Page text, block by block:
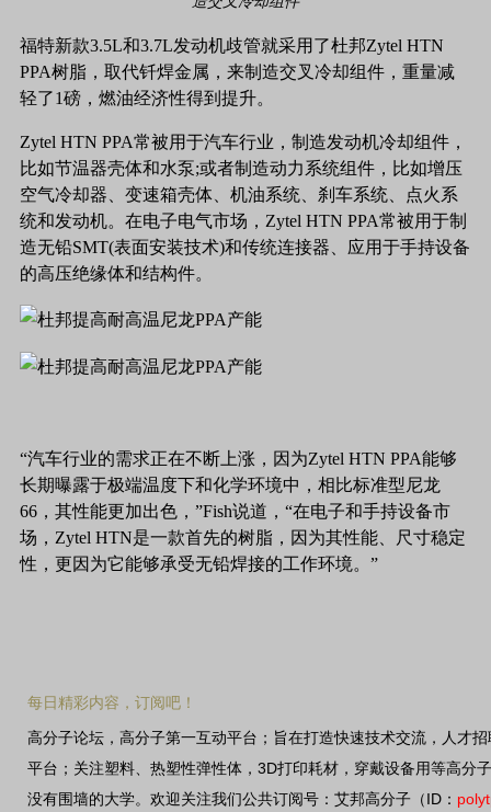
福特新款3.5L和3.7L发动机歧管就采用了杜邦Zytel HTN
PPA树脂，取代钎焊金属，来制造交叉冷却组件，重量减
轻了1磅，燃油经济性得到提升。
Zytel HTN PPA常被用于汽车行业，制造发动机冷却组件，
比如节温器壳体和水泵;或者制造动力系统组件，比如增压
空气冷却器、变速箱壳体、机油系统、刹车系统、点火系
统和发动机。在电子电气市场，Zytel HTN PPA常被用于制
造无铅SMT(表面安装技术)和传统连接器、应用于手持设备
的高压绝缘体和结构件。
“汽车行业的需求正在不断上涨，因为Zytel HTN PPA能够
长期曝露于极端温度下和化学环境中，相比标准型尼龙
66，其性能更加出色，”Fish说道，“在电子和手持设备市
场，Zytel HTN是一款首先的树脂，因为其性能、尺寸稳定
性，更因为它能够承受无铅焊接的工作环境。”
每日精彩内容，订阅吧！
高分子论坛，高分子第一互动平台；旨在打造快速技术交流，人才
平台；关注塑料、热塑性弹性体， 3D打印耗材，穿戴设备用等高分
没有围墙的大学。欢迎关注我们公共订阅号：艾邦高分子（ ID ：